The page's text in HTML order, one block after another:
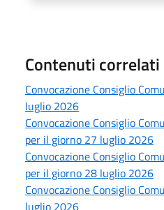
Contenuti correlati
Convocazione Consiglio
luglio 2026
Convocazione Consiglio
per il giorno 27 luglio 2026
Convocazione Consiglio
per il giorno 28 luglio 2026
Convocazione Consiglio
luglio 2026